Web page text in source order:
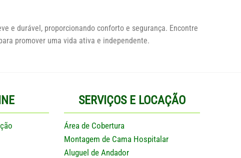
e durável, proporcionando conforto e segurança. Encontre
promover uma vida ativa e independente.
SERVIÇOS E LOCAÇÃO
Área de Cobertura
Montagem de Cama Hospitalar
Aluguel de Andador